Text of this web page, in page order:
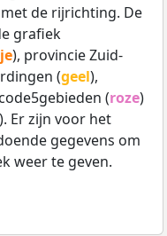
de rijrichting. De
grafiek
), provincie Zuid-
(geel),
(roze)
). Er zijn voor het
gegevens om
weer te geven.